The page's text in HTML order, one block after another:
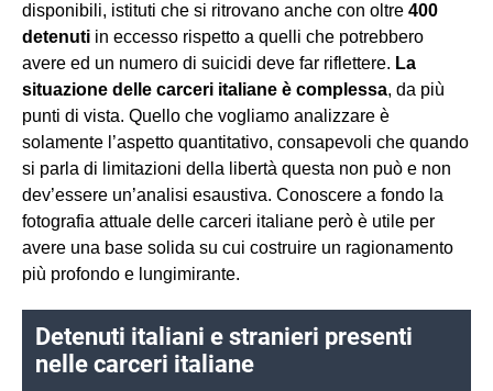
disponibili, istituti che si ritrovano anche con oltre 400
detenuti in eccesso rispetto a quelli che potrebbero
avere ed un numero di suicidi deve far riflettere. La
situazione delle carceri italiane è complessa, da più
punti di vista. Quello che vogliamo analizzare è
solamente l’aspetto quantitativo, consapevoli che quando
si parla di limitazioni della libertà questa non può e non
dev’essere un’analisi esaustiva. Conoscere a fondo la
fotografia attuale delle carceri italiane però è utile per
avere una base solida su cui costruire un ragionamento
più profondo e lungimirante.